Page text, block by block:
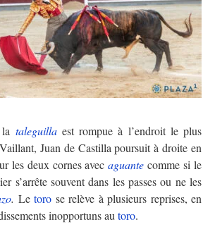
taleguillaest rompue à l’endroit le plus
Juan de Castilla poursuit à droite en
les deux cornes avecaguante comme si le
s’arrête souvent dans les passes ou ne les
. Le toro se relève à plusieurs reprises, en
inopportuns au toro.